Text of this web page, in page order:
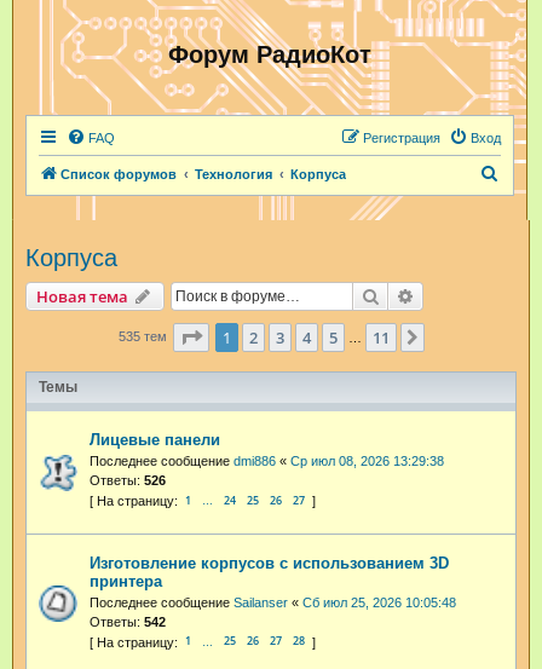
Форум РадиоКот
FAQ Вход
Регистрация
Список форумов Технология Корпуса
Корпуса
Новая тема Поиск
535 тем Страница из 11
1 2 3 4 5 11
Темы
Лицевые панели
Последнее сообщение dmi886 « Ср июл 08, 2026 13:29:38
Ответы: 526
1 … 24 25 26 27
Изготовление корпусов с использованием 3D
принтера
Последнее сообщение Sailanser « Сб июл 25, 2026 10:05:48
Ответы: 542
1 25 26 27 28